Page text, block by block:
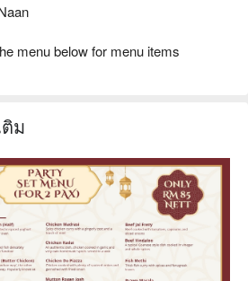
menu below for menu items
ม